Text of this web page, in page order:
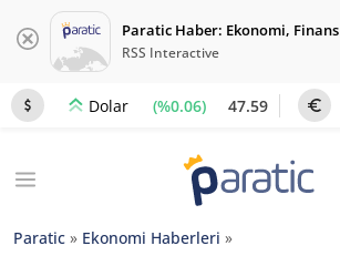
Paratic Haber: Ekonomi, Finans
RSS Interactive
Dolar (%0.06) 47.59
Paratic » Ekonomi Haberleri »